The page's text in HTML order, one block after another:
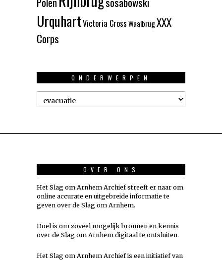
UrquhartVictoria CrossWaalbrugXXX
Corps
ONDERWERPEN
Onderwerpen
OVER ONS
Het Slag om Arnhem Archief streeft er naar om
online accurate en uitgebreide informatie te
geven over de Slag om Arnhem.
Doel is om zoveel mogelijkbronnen en kennis
over de Slag om Arnhem digitaal te ontsluiten.
Het Slag om Arnhem Archief is een initiatief van